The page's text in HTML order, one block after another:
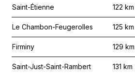
Saint-Étienne 122 km
Le Chambon-Feugerolles 125 km
Firminy 129 km
Saint-Just-Saint-Rambert 131 km